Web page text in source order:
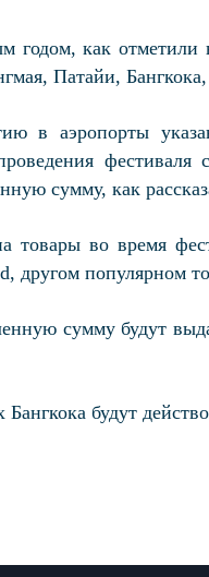
годом, как отметили
Патайи,
в аэропорты
сумму, как
товары во время
другом популярном
сумму будут
будут